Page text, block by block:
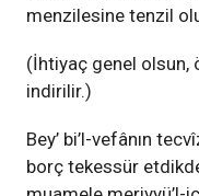
menzilesine tenzil
(İhtiyaç genel olsun,
indirilir.)
Bey’ bi’l-vefânın
borç tekessür